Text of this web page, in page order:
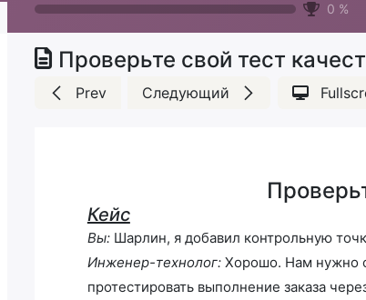
0 %
Проверьте свой тест
Prev Следующий
Кейс
Вы:Шарлин, я добавил контрольную
Инженер-технолог:Хорошо. Нам нужно
протестировать выполнение заказа